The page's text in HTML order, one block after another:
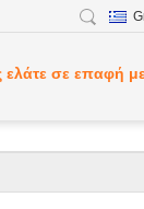
ελάτε σε επαφή